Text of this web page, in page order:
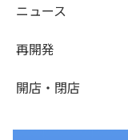
ニュース
再開発
開店・閉店